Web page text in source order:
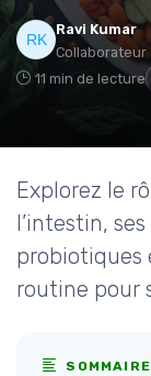
Ravi Kumar
11 min de lecture
Explorez le
l’intestin,
probiotiques
routine pour
SOMMAIRE